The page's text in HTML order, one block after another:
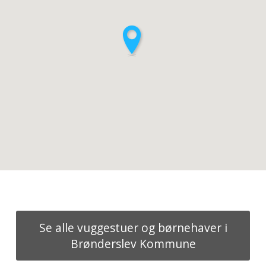
Se alle vuggestuer og børnehaver i
Brønderslev Kommune